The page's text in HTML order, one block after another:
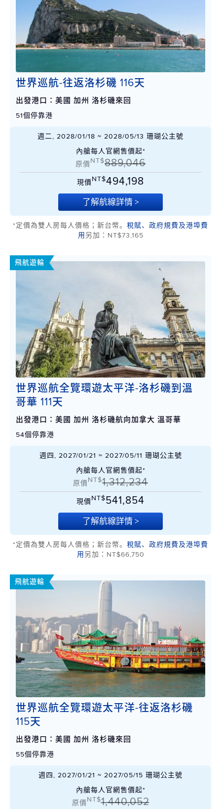
世界巡航-往返洛杉磯 116天
出發港口：美國 加州 洛杉磯來回
51個停靠港
週二, 2028/01/18 ~ 2028/05/13 珊瑚公主號
內艙每人官網售價起*
原價NT$889,046
現價NT$494,198
了解航線詳情 >
*定價為雙人房每人價格；新台幣。 稅賦、政府規費及港埠費
用 另加：NT$73,165
飛航遊輪
世界巡航全覽環遊太平洋-洛杉磯到溫
哥華 111天
出發港口：美國 加州 洛杉磯航向加拿大 溫哥華
54個停靠港
週四, 2027/01/21 ~ 2027/05/11 珊瑚公主號
內艙每人官網售價起*
原價NT$1,312,234
現價NT$541,854
了解航線詳情 >
*定價為雙人房每人價格；新台幣。 稅賦、政府規費及港埠費
用 另加：NT$66,750
飛航遊輪
世界巡航全覽環遊太平洋-往返洛杉磯
115天
出發港口：美國 加州 洛杉磯來回
55個停靠港
週四, 2027/01/21 ~ 2027/05/15 珊瑚公主號
內艙每人官網售價起*
原價NT$1,440,052